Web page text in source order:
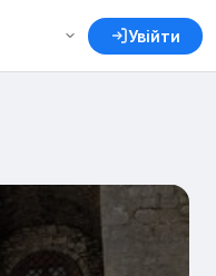
Увійти